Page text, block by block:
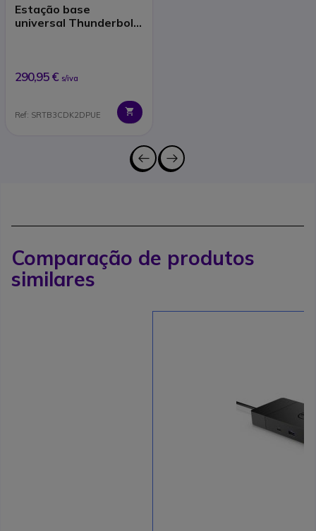
Estação base
universal Thunderbolt
290,95 € s/iva
Ref: SRTB3CDK2DPUE
Comparação de produtos
similares